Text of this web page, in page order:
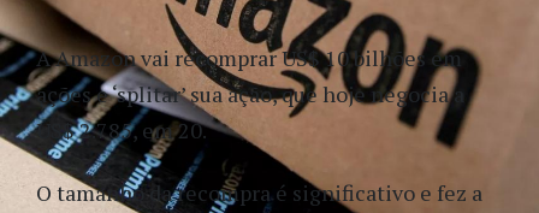
A Amazon vai recomprar US$ 10 bilhões em
ações e ‘splitar’ sua ação, que hoje negocia a
US$ 2.785, em 20.
O tamanho da recompra é significativo e fez a